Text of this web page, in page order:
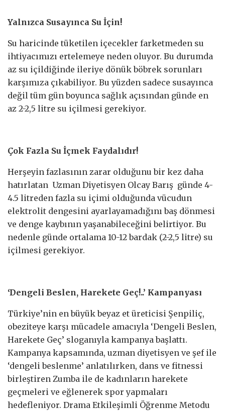
Yalnızca Susayınca Su İçin!
Su haricinde tüketilen içecekler farketmeden su
ihtiyacımızı ertelemeye neden oluyor. Bu durumda
az su içildiğinde ileriye dönük böbrek sorunları
karşımıza çıkabiliyor. Bu yüzden sadece susayınca
değil tüm gün boyunca sağlık açısından günde en
az 2-2,5 litre su içilmesi gerekiyor.
Çok Fazla Su İçmek Faydalıdır!
Herşeyin fazlasının zarar olduğunu bir kez daha
hatırlatan Uzman Diyetisyen Olcay Barış günde 4-
4.5 litreden fazla su içimi olduğunda vücudun
elektrolit dengesini ayarlayamadığını baş dönmesi
ve denge kaybının yaşanabileceğini belirtiyor. Bu
nedenle günde ortalama 10-12 bardak (2-2,5 litre) su
içilmesi gerekiyor.
‘Dengeli Beslen, Harekete Geç!..’ Kampanyası
Türkiye’nin en büyük beyaz et üreticisi Şenpiliç,
obeziteye karşı mücadele amacıyla ‘Dengeli Beslen,
Harekete Geç’ sloganıyla kampanya başlattı.
Kampanya kapsamında, uzman diyetisyen ve şef ile
‘dengeli beslenme’ anlatılırken, dans ve fitnessi
birleştiren Zumba ile de kadınların harekete
geçmeleri ve eğlenerek spor yapmaları
hedefleniyor. Drama Etkileşimli Öğrenme Metodu